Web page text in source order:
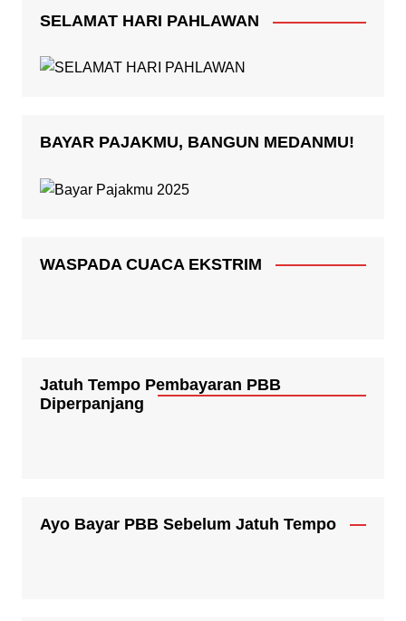
SELAMAT HARI PAHLAWAN
BAYAR PAJAKMU, BANGUN MEDANMU!
WASPADA CUACA EKSTRIM
Jatuh Tempo Pembayaran PBB
Diperpanjang
Ayo Bayar PBB Sebelum Jatuh Tempo